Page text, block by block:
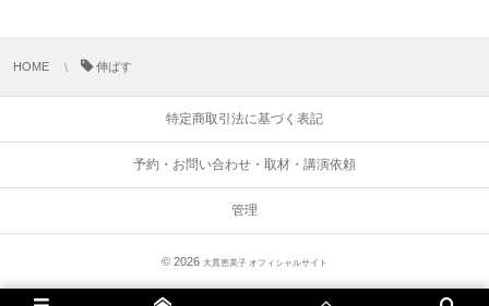
HOME 伸ばす
特定商取引法に基づく表記
予約・お問い合わせ・取材・講演依頼
管理
© 2026 大貫恵美子 オフィシャルサイト